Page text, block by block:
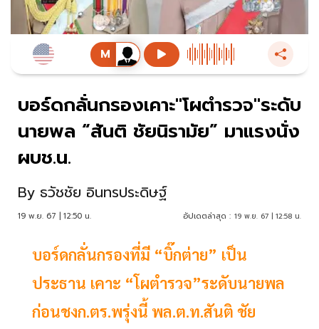
บอร์ดกลั่นกรองเคาะ"โผตำรวจ"ระดับ
นายพล “สันติ ชัยนิรามัย” มาแรงนั่ง
ผบช.น.
By ธวัชชัย อินทรประดิษฐ์
19 พ.ย. 67 | 12:50 น. อัปเดตล่าสุด : 19 พ.ย. 67 | 12:58 น.
บอร์ดกลั่นกรองที่มี “บิ๊กต่าย” เป็น
ประธาน เคาะ “โผตำรวจ”ระดับนายพล
ก่อนชงก.ตร.พรุ่งนี้ พล.ต.ท.สันติ ชัย